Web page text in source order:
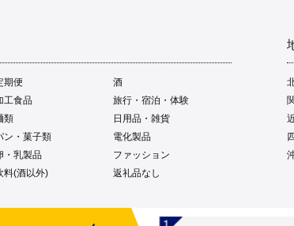
期便
酒
工食品
旅行・宿泊・体験
類
日用品・雑貨
ン・菓子類
電化製品
・乳製品
ファッション
料(酒以外) 返礼品なし